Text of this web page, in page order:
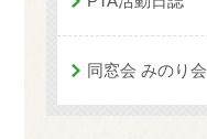
同窓会 みのり会